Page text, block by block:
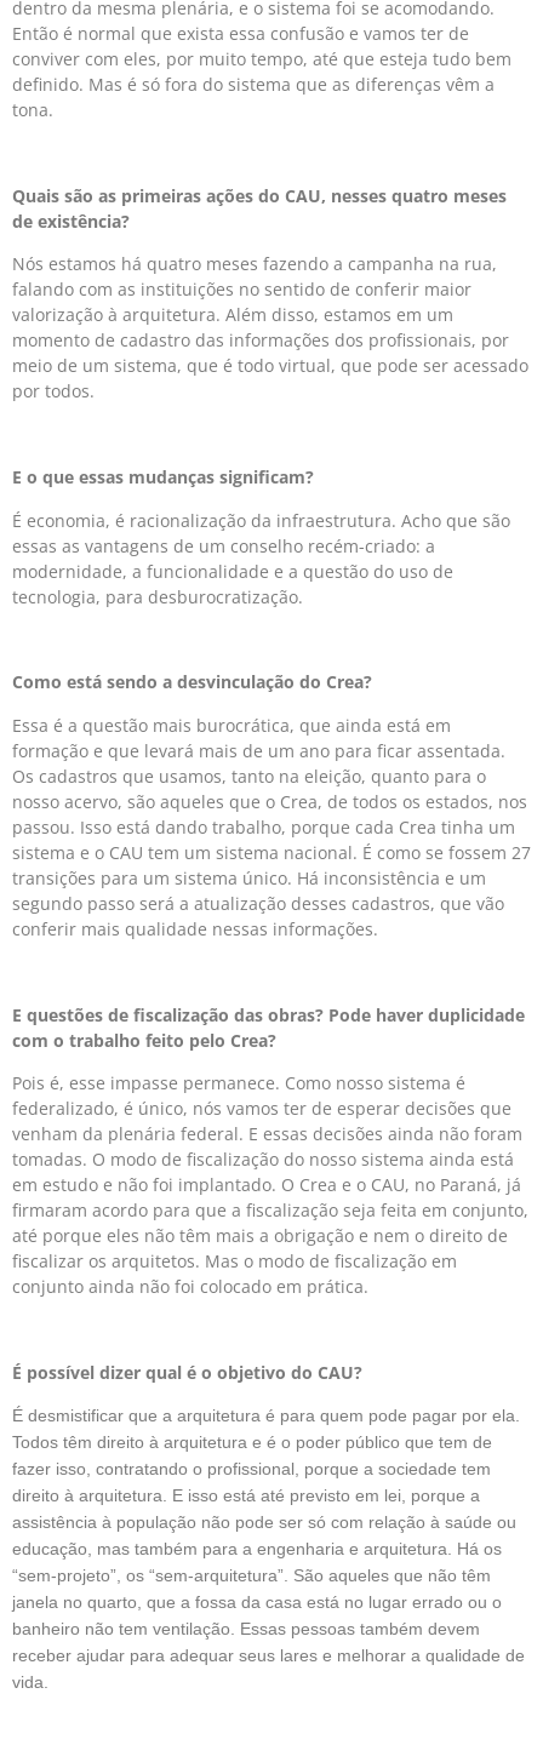
dentro da mesma plenária, e o sistema foi se acomodando.
Então é normal que exista essa confusão e vamos ter de
conviver com eles, por muito tempo, até que esteja tudo bem
definido. Mas é só fora do sistema que as diferenças vêm a
tona.
Quais são as primeiras ações do CAU, nesses quatro meses
de existência?
Nós estamos há quatro meses fazendo a campanha na rua,
falando com as instituições no sentido de conferir maior
valorização à arquitetura. Além disso, estamos em um
momento de cadastro das informações dos profissionais, por
meio de um sistema, que é todo virtual, que pode ser acessado
por todos.
E o que essas mudanças significam?
É economia, é racionalização da infraestrutura. Acho que são
essas as vantagens de um conselho recém-criado: a
modernidade, a funcionalidade e a questão do uso de
tecnologia, para desburocratização.
Como está sendo a desvin­­culação do Crea?
Essa é a questão mais burocrática, que ainda está em
formação e que levará mais de um ano para ficar assentada.
Os cadastros que usamos, tanto na eleição, quanto para o
nosso acervo, são aqueles que o Crea, de todos os estados, nos
passou. Isso está dando trabalho, porque cada Crea tinha um
sistema e o CAU tem um sistema nacional. É como se fossem 27
transições para um sistema único. Há inconsistência e um
segundo passo será a atua­­lização desses cadastros, que vão
conferir mais qualidade nessas informações.
E questões de fiscalização das obras? Pode haver duplicidade
com o trabalho feito pelo Crea?
Pois é, esse impasse permanece. Como nosso sistema é
federalizado, é único, nós vamos ter de esperar decisões que
venham da plenária federal. E essas decisões ainda não foram
tomadas. O modo de fiscalização do nosso sistema ainda está
em estudo e não foi implantado. O Crea e o CAU, no Paraná, já
firmaram acordo para que a fiscalização seja feita em conjunto,
até porque eles não têm mais a obrigação e nem o direito de
fiscalizar os arquitetos. Mas o modo de fiscalização em
conjunto ainda não foi colocado em prática.
É possível dizer qual é o objetivo do CAU?
É desmistificar que a arquitetura é para quem pode pagar por ela.
Todos têm direito à arquitetura e é o poder público que tem de
fazer isso, contratando o profissional, porque a sociedade tem
direito à arquitetura. E isso está até previsto em lei, porque a
assistência à população não pode ser só com relação à saúde ou
educação, mas também para a engenharia e arquitetura. Há os
“sem-projeto”, os “sem-arquitetura”. São aqueles que não têm
janela no quarto, que a fossa da casa está no lugar errado ou o
banheiro não tem ventilação. Essas pessoas também devem
receber ajudar para adequar seus lares e melhorar a qualidade de
vida.